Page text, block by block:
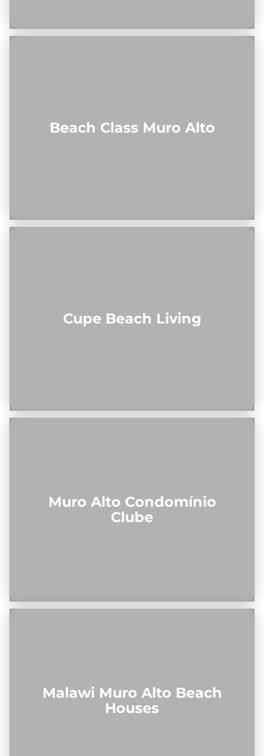
Beach Class Muro Alto
Cupe Beach Living
Muro Alto Condomínio
Clube
Malawi Muro Alto Beach
Houses